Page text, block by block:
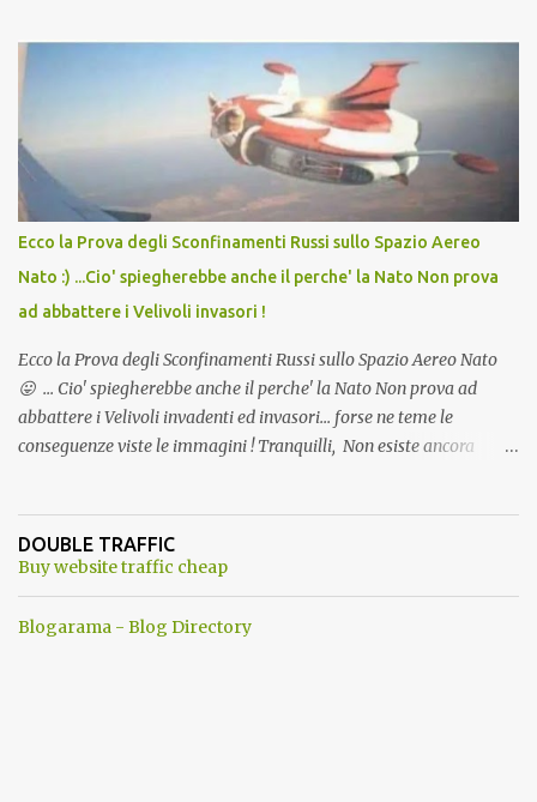
Vaccino come: l' Amaro del Capo, era "spettacolare Ghiacciato, ma
andava bene anche, a Temperatura Ambiente"! Riproponiamo
l'articolo per NON Dimenticare!
Ecco la Prova degli Sconfinamenti Russi sullo Spazio Aereo
Nato :) ...Cio' spiegherebbe anche il perche' la Nato Non prova
ad abbattere i Velivoli invasori !
Ecco la Prova degli Sconfinamenti Russi sullo Spazio Aereo Nato
😛 ... Cio' spiegherebbe anche il perche' la Nato Non prova ad
abbattere i Velivoli invadenti ed invasori... forse ne teme le
conseguenze viste le immagini ! Tranquilli, Non esiste ancora
una guerra mondiale che difficilmente da menti sane, potrebbe
DOUBLE TRAFFIC
Buy website traffic cheap
Blogarama - Blog Directory